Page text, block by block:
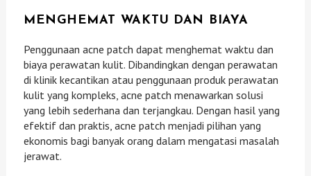
MENGHEMAT WAKTU DAN BIAYA
Penggunaan acne patch dapat menghemat waktu dan
biaya perawatan kulit. Dibandingkan dengan perawatan
di klinik kecantikan atau penggunaan produk perawatan
kulit yang kompleks, acne patch menawarkan solusi
yang lebih sederhana dan terjangkau. Dengan hasil yang
efektif dan praktis, acne patch menjadi pilihan yang
ekonomis bagi banyak orang dalam mengatasi masalah
jerawat.